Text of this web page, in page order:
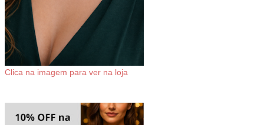
Clica na imagem para ver na loja